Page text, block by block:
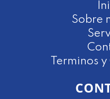
Sobre
Terminos